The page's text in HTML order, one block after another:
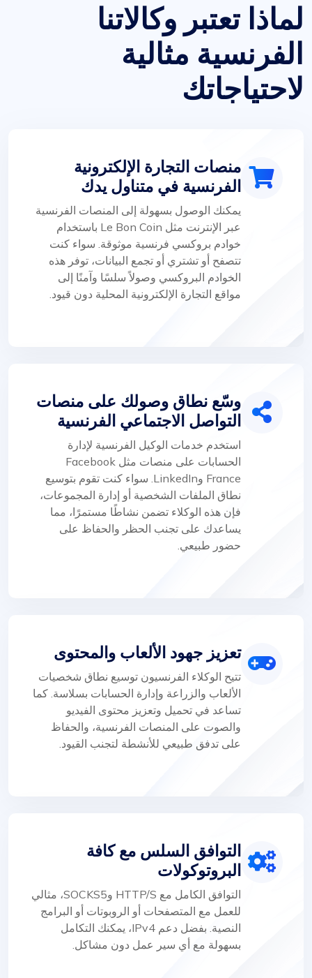
لماذا تعتبر وكالاتنا
الفرنسية مثالية
لاحتياجاتك
منصات التجارة الإلكترونية
الفرنسية في متناول يدك
يمكنك الوصول بسهولة إلى المنصات الفرنسية
عبر الإنترنت مثل Le Bon Coin باستخدام
خوادم بروكسي فرنسية موثوقة. سواء كنت
تتصفح أو تشتري أو تجمع البيانات، توفر هذه
الخوادم البروكسي وصولاً سلسًا وآمنًا إلى
مواقع التجارة الإلكترونية المحلية دون قيود.
وسّع نطاق وصولك على منصات
التواصل الاجتماعي الفرنسية
استخدم خدمات الوكيل الفرنسية لإدارة
الحسابات على منصات مثل Facebook
France وLinkedIn. سواء كنت تقوم بتوسيع
نطاق الملفات الشخصية أو إدارة المجموعات،
فإن هذه الوكلاء تضمن نشاطًا مستمرًا، مما
يساعدك على تجنب الحظر والحفاظ على
حضور طبيعي.
تعزيز جهود الألعاب والمحتوى
تتيح الوكلاء الفرنسيون توسيع نطاق شخصيات
الألعاب والزراعة وإدارة الحسابات بسلاسة. كما
تساعد في تحميل وتعزيز محتوى الفيديو
والصوت على المنصات الفرنسية، والحفاظ
على تدفق طبيعي للأنشطة لتجنب القيود.
التوافق السلس مع كافة
البروتوكولات
التوافق الكامل مع HTTP/S وSOCKS5، مثالي
للعمل مع المتصفحات أو الروبوتات أو البرامج
النصية. بفضل دعم IPv4، يمكنك التكامل
بسهولة مع أي سير عمل دون مشاكل.